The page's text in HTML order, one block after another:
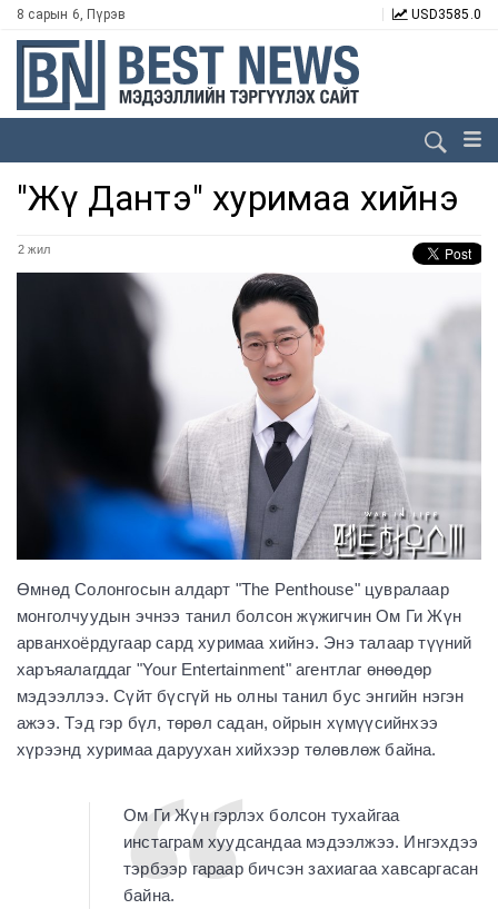
8 сарын 6, Пүрэв USD3585.0
"Жү Дантэ" хуримаа хийнэ
2 жил
Өмнөд Солонгосын алдарт "The Penthouse" цувралаар
монголчуудын эчнээ танил болсон жүжигчин Ом Ги Жүн
арванхоёрдугаар сард хуримаа хийнэ. Энэ талаар түүний
харъяалагддаг "Your Entertainment" агентлаг өнөөдөр
мэдээллээ. Сүйт бүсгүй нь олны танил бус энгийн нэгэн
ажээ. Тэд гэр бүл, төрөл садан, ойрын хүмүүсийнхээ
хүрээнд хуримаа даруухан хийхээр төлөвлөж байна.
Ом Ги Жүн гэрлэх болсон тухайгаа
инстаграм хуудсандаа мэдээлжээ. Ингэхдээ
тэрбээр гараар бичсэн захиагаа хавсаргасан
байна.